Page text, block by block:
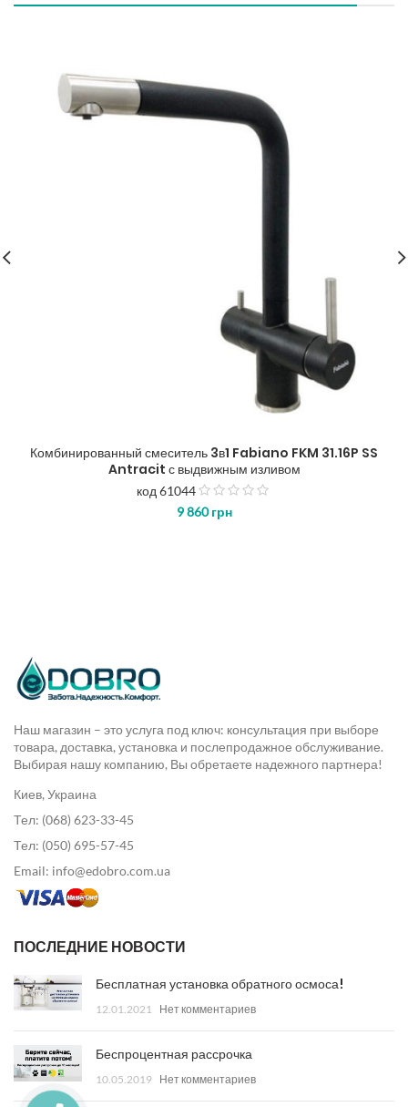
Комбинированный смеситель 3в1 Fabiano FKM 31.16P SS
Antracit с выдвижным изливом
код 61044
9 860грн
Наш магазин – это услуга под ключ: консультация при выборе
товара, доставка, установка и послепродажное обслуживание.
Выбирая нашу компанию, Вы обретаете надежного партнера!
Киев, Украина
Тел: (068) 623-33-45
Тел: (050) 695-57-45
Email: info@edobro.com.ua
ПОСЛЕДНИЕ НОВОСТИ
Бесплатная установка обратного осмоса!
12.01.2021 Нет комментариев
Беспроцентная рассрочка
10.05.2019 Нет комментариев